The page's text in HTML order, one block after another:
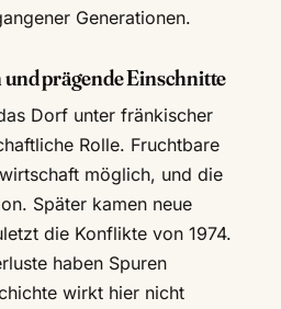
Generationen.
prägende Einschnitte
Dorf unter fränkischer
Rolle. Fruchtbare
möglich, und die
Später kamen neue
die Konflikte von 1974.
haben Spuren
wirkt hier nicht